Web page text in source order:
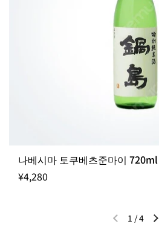
나베시마 토쿠베츠준마이 720ml
¥4,280
이전 슬라이
1 /4